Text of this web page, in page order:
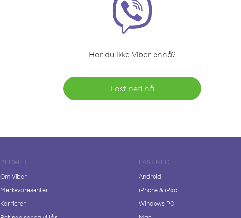
Har du ikke Viber ennå?
Last ned nå
BEDRIFT
Om Viber
Merkevaresenter
Karrierer
LAST NED
Android
iPhone & iPad
Windows PC